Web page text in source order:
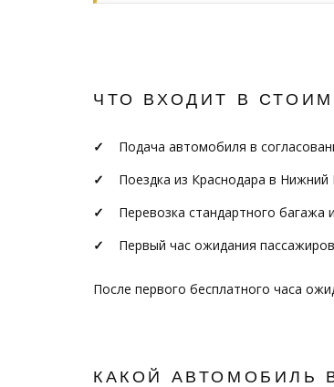
ЧТО ВХОДИТ В
Подача автомобиля в
Поездка из Краснодара в
Перевозка стандартного багажа
Первый час ожидания
После первого бесплатного часа
КАКОЙ АВТОМОБИЛЬ